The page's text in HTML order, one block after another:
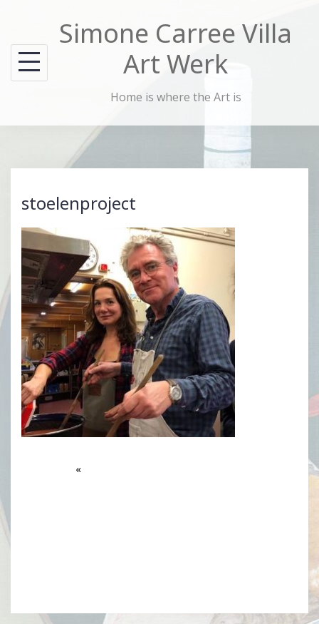
content
Simone Carree Villa
Art Werk
Home is where the Art is
stoelenproject